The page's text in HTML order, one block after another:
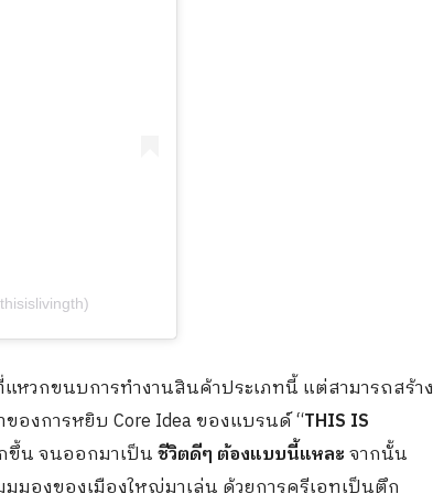
วกขนบการทำงานสินค้าประเภทนี้ แต่สามารถสร้าง
ของการหยิบ Core Idea ของแบรนด์ “THIS IS
ขึ้น จนออกมาเป็นชีวิตดีๆ ต้องแบบนี้แหละจากนั้น